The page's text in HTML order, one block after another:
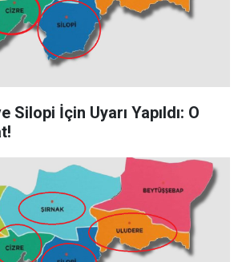
Silopi İçin Uyarı Yapıldı: O